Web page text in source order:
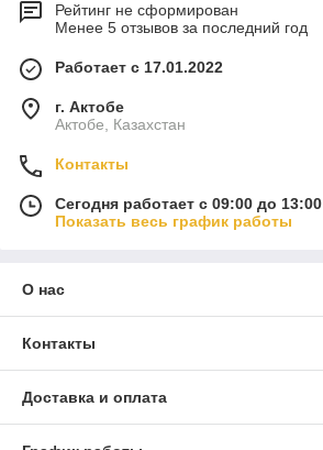
Рейтинг не сформирован
Менее 5 отзывов за последний год
Работает с 17.01.2022
г. Актобе
Актобе, Казахстан
Контакты
Сегодня работает с 09:00 до 13:00
Показать весь график работы
О нас
Контакты
Доставка и оплата